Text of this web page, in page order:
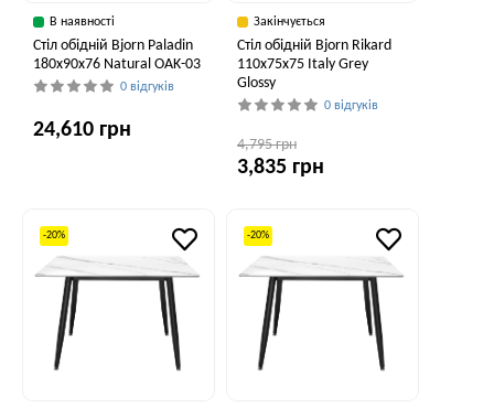
В наявності
Стіл обідній Bjorn Paladin
180x90x76 Natural OAK-03
0 відгуків
24,610 грн
Закінчується
Стіл обідній Bjorn Rikard
110х75х75 Italy Grey
Glossy
0 відгуків
4,795 грн
3,835 грн
-20% -20%